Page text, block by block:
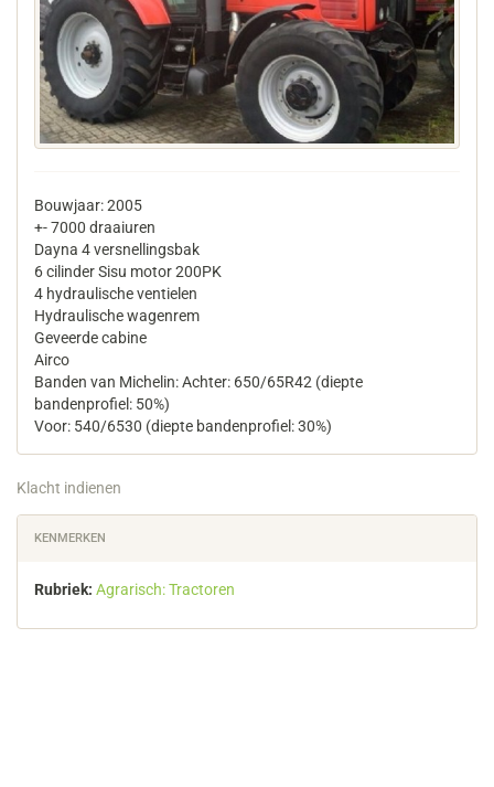
Bouwjaar: 2005
+- 7000 draaiuren
Dayna 4 versnellingsbak
6 cilinder Sisu motor 200PK
4 hydraulische ventielen
Hydraulische wagenrem
Geveerde cabine
Airco
Banden van Michelin: Achter: 650/65R42 (diepte
bandenprofiel: 50%)
Voor: 540/6530 (diepte bandenprofiel: 30%)
Klacht indienen
KENMERKEN
Rubriek: Agrarisch: Tractoren